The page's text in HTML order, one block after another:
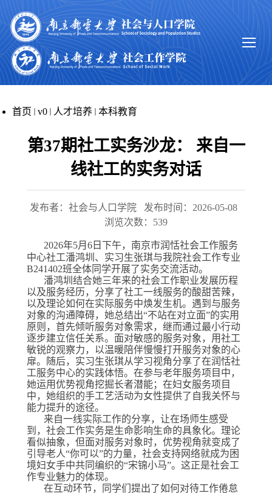
首页 v0 人才培养 本科教育
第37期社工实务沙龙： 来自一
线社工的实务对话
发布者：社会与人口学院
发布时间：2026-05-08
浏览次数： 539
2026年5月 6 日下午， 南京市润恬社会工作服务
中心社工潘鸿圳、实习生张琪与我院社会工作专业
B241402班全体同学开展了实务交流活动。
潘鸿圳结合她三年来的社会工作职业发展历程
以及服务经历， 分享了社工一线服务的酸甜苦辣，
以及理论如何在实际服务中焕发生机。 遇到与服务
对象的沟通障碍，她总结出“不站在对立面”的实用
原则，首先倾听服务对象需求，继而通过最小行动
逐步建立信任关系。面对敏感的服务对象，用社工
敏锐的观察力，以温暖陪伴慢慢打开服务对象的心
扉。
随后，实习生张琪从学习视角分享了在润恬社
工服务中心的实践体悟。 在参与老年服务项目中，
她运用优势视角挖掘长者潜能；在妇女服务项目
中，她组织的手工艺活动为女性提供了自我关怀与
能力提升的途径。
来自一线实际工作的分享，让在场师生感受
到，社会工作实务是生命影响生命的具象化。理论
看似抽象，但面对服务对象时，优势视角就变成了
引导老人“你可以”的力量，社会支持网络就成为 困
境妇女手中共同编织的“宋锦小马”。 这正是社会工
作专业魅力的体现。
在互动环节，
同学们提出了如何对待工作倦怠